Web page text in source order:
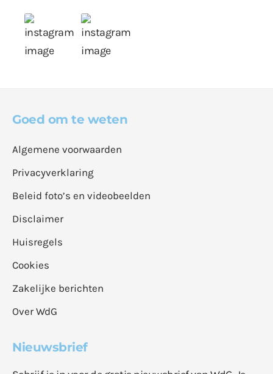
Goed om te weten
Algemene voorwaarden
Privacyverklaring
Beleid foto’s en videobeelden
Disclaimer
Huisregels
Cookies
Zakelijke berichten
Over WdG
Nieuwsbrief